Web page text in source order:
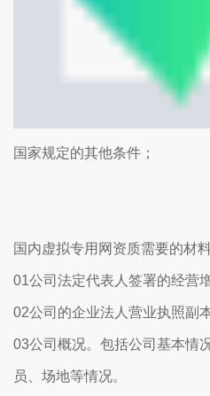
国家规定的其他条件；
国内虚拟专用网资质需要的材
01公司法定代表人签署的经营
02公司的企业法人营业执照副
03公司概况。包括公司基本情
员、场地等情况。